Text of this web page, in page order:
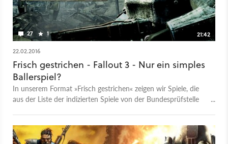
27 1
21:42
22.02.2016
Frisch gestrichen - Fallout 3 - Nur ein simples
Ballerspiel?
In unserem Format »Frisch gestrichen« zeigen wir Spiele, die
aus der Liste der indizierten Spiele von der Bundesprüfstelle